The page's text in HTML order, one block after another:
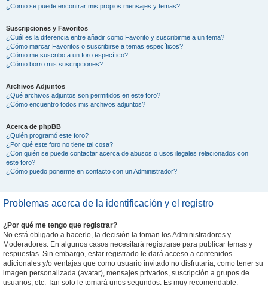
¿Como se puede encontrar mis propios mensajes y temas?
Suscripciones y Favoritos
¿Cuál es la diferencia entre añadir como Favorito y suscribirme a un tema?
¿Cómo marcar Favoritos o suscribirse a temas específicos?
¿Cómo me suscribo a un foro específico?
¿Cómo borro mis suscripciones?
Archivos Adjuntos
¿Qué archivos adjuntos son permitidos en este foro?
¿Cómo encuentro todos mis archivos adjuntos?
Acerca de phpBB
¿Quién programó este foro?
¿Por qué este foro no tiene tal cosa?
¿Con quién se puede contactar acerca de abusos o usos ilegales relacionados con
este foro?
¿Cómo puedo ponerme en contacto con un Administrador?
Problemas acerca de la identificación y el registro
¿Por qué me tengo que registrar?
No está obligado a hacerlo, la decisión la toman los Administradores y
Moderadores. En algunos casos necesitará registrarse para publicar temas y
respuestas. Sin embargo, estar registrado le dará acceso a contenidos
adicionales y/o ventajas que como usuario invitado no disfrutaría, como tener su
imagen personalizada (avatar), mensajes privados, suscripción a grupos de
usuarios, etc. Tan solo le tomará unos segundos. Es muy recomendable.